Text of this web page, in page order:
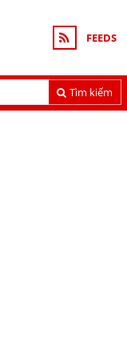
FEEDS
Tìm kiếm